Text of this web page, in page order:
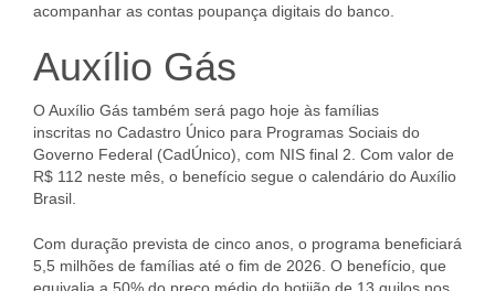
acompanhar as contas poupança digitais do banco.
Auxílio Gás
O Auxílio Gás também será pago hoje às famílias
inscritas no Cadastro Único para Programas Sociais do
Governo Federal (CadÚnico), com NIS final 2. Com valor de
R$ 112 neste mês, o benefício segue o calendário do Auxílio
Brasil.
Com duração prevista de cinco anos, o programa beneficiará
5,5 milhões de famílias até o fim de 2026. O benefício, que